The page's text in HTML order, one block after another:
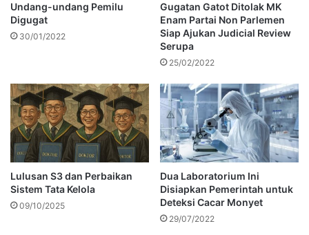
Undang-undang Pemilu
Digugat
30/01/2022
Gugatan Gatot Ditolak MK
Enam Partai Non Parlemen
Siap Ajukan Judicial Review
Serupa
25/02/2022
Lulusan S3 dan Perbaikan
Sistem Tata Kelola
09/10/2025
Dua Laboratorium Ini
Disiapkan Pemerintah untuk
Deteksi Cacar Monyet
29/07/2022